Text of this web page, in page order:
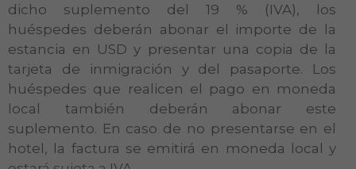
dicho suplemento del 19 % (IVA), los
huéspedes deberán abonar el importe de la
estancia en USD y presentar una copia de la
tarjeta de inmigración y del pasaporte. Los
huéspedes que realicen el pago en moneda
local también deberán abonar este
suplemento. En caso de no presentarse en el
hotel, la factura se emitirá en moneda local y